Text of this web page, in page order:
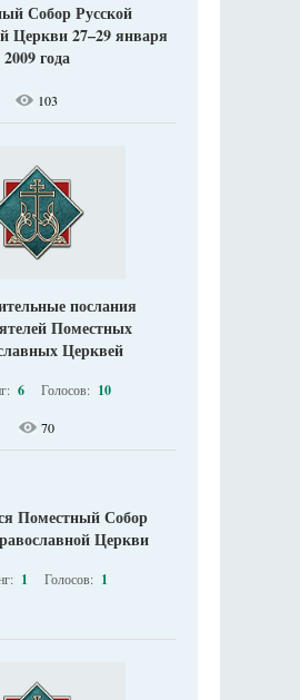
Собор Русской
Церкви 27–29 января
2009 года
103
послания
Поместных
Церквей
6 Голосов: 10
70
Поместный Собор
Церкви
1 Голосов: 1